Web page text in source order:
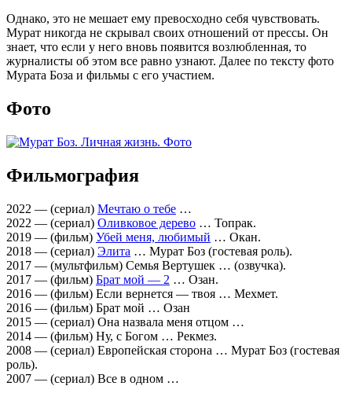
Однако, это не мешает ему превосходно себя чувствовать.
Мурат никогда не скрывал своих отношений от прессы. Он
знает, что если у него вновь появится возлюбленная, то
журналисты об этом все равно узнают. Далее по тексту фото
Мурата Боза и фильмы с его участием.
Фото
Фильмография
2022 — (сериал) Мечтаю о тебе …
2022 — (сериал) Оливковое дерево … Топрак.
2019 — (фильм) Убей меня, любимый … Окан.
2018 — (сериал) Элита … Мурат Боз (гостевая роль).
2017 — (мультфильм) Семья Вертушек … (озвучка).
2017 — (фильм) Брат мой — 2 … Озан.
2016 — (фильм) Если вернется — твоя … Мехмет.
2016 — (фильм) Брат мой … Озан
2015 — (сериал) Она назвала меня отцом …
2014 — (фильм) Ну, с Богом … Рекмез.
2008 — (сериал) Европейская сторона … Мурат Боз (гостевая
роль).
2007 — (сериал) Все в одном …